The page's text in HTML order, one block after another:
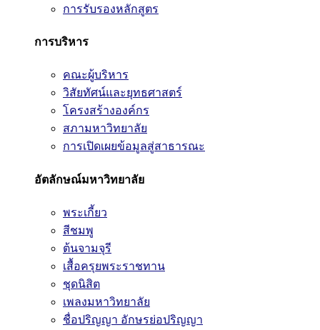
การรับรองหลักสูตร
การบริหาร
คณะผู้บริหาร
วิสัยทัศน์และยุทธศาสตร์
โครงสร้างองค์กร
สภามหาวิทยาลัย
การเปิดเผยข้อมูลสู่สาธารณะ
อัตลักษณ์มหาวิทยาลัย
พระเกี้ยว
สีชมพู
ต้นจามจุรี
เสื้อครุยพระราชทาน
ชุดนิสิต
เพลงมหาวิทยาลัย
ชื่อปริญญา อักษรย่อปริญญา